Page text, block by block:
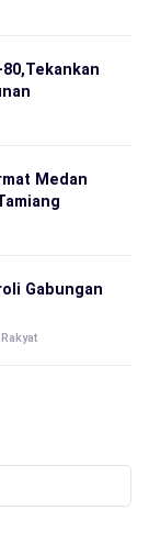
Medan
Gabungan